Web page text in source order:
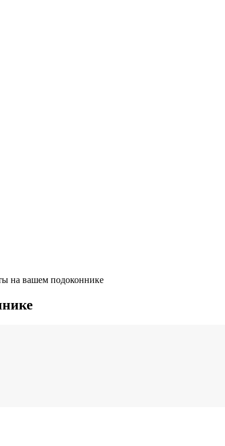
на вашем подоконнике